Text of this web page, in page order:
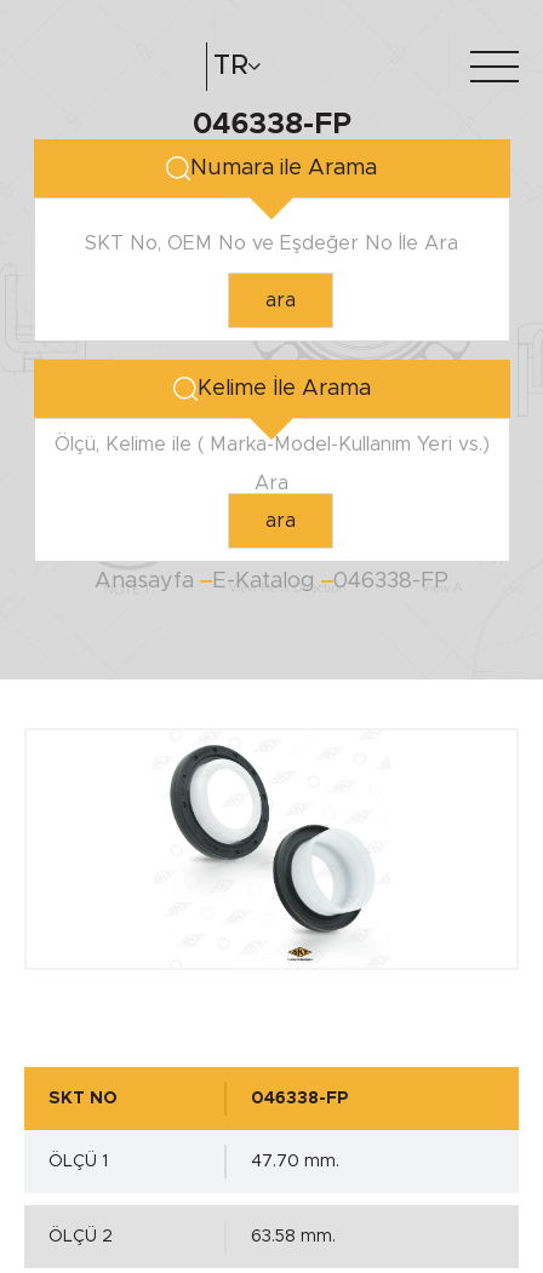
TR
Hakkımızda e-katalog
046338-FP
Numara ile Arama
SKT No, OEM No ve Eşdeğer No İle Ara
ara
Kelime İle Arama
Ölçü, Kelime ile ( Marka-Model-Kullanım Yeri vs.)
Ara
ara
Anasayfa E-Katalog 046338-FP
SKT NO 046338-FP
ÖLÇÜ 1 47.70 mm.
ÖLÇÜ 2 63.58 mm.